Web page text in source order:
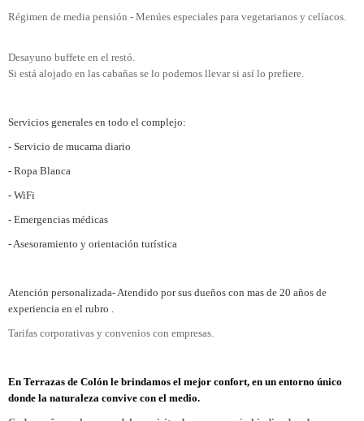
Régimen de media pensión - Menúes especiales para vegetarianos y celíacos.
Desayuno buffete en el restó.
Si está alojado en las cabañas se lo podemos llevar si así lo prefiere.
Servicios generales en todo el complejo:
- Servicio de mucama diario
- Ropa Blanca
- WiFi
- Emergencias médicas
- Asesoramiento y orientación turística
Atención personalizada- Atendido por sus dueños con mas de 20 años de
experiencia en el rubro .
Tarifas corporativas y convenios con empresas.
En Terrazas de Colón le brindamos el mejor confort, en un entorno único
donde la naturaleza convive con el medio.